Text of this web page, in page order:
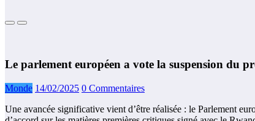
Le parlement européen a vote la suspension du
Monde 14/02/2025 0 Commentaires
Une avancée significative vient d’être réalisée : le Parlement